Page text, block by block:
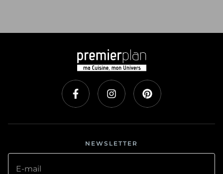
NEWSLETTER
E-mail